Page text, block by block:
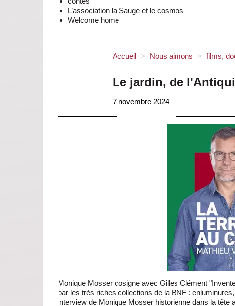
L’association la Sauge et le cosmos
Welcome home
Accueil > Nous aimons > films,
Le jardin, de
7 novembre 2024
Monique Mosser cosigne avec Gilles Clément
par les très riches collections de la BNF :
interview de Monique Mosser historienne dans la tête